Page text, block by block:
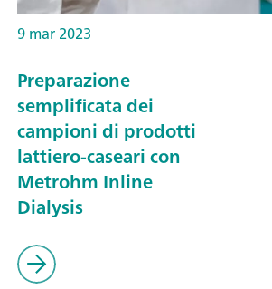
9 mar 2023
Preparazione
semplificata dei
campioni di prodotti
lattiero-caseari con
Metrohm Inline
Dialysis